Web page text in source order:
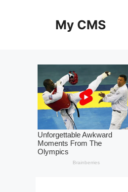
My CMS